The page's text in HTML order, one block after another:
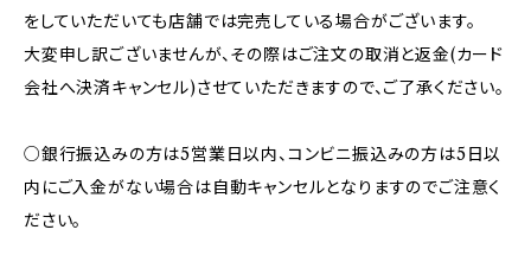
をしていただいても店舗では完売している場合がございます。
大変申し訳ございませんが、その際はご注文の取消と返金(カード
会社へ決済キャンセル)させていただきますので、ご了承ください。
○銀行振込みの方は5営業日以内、コンビニ振込みの方は5日以
内にご入金がない場合は自動キャンセルとなりますのでご注意く
ださい。